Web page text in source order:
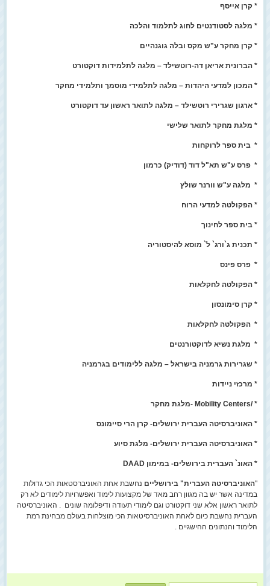
* קרן אייסף
* מלגה לסטודנטים לחוג לתלמוד והלכה
* קרן מחקר ע"ש מקס ובלה גוגנהיים
* הברונית אריאן דה-רוטשילד – מלגה לתלמידות דוקטורט
* המכון למדעי היהדות – מלגה לתלמידי מוסמך ותלמידי מחקר
* ארגון שגרירי רוטשילד – מלגה לתואר ראשון עד דוקטורט
* מלגת מחקר לתואר שלישי
* בית ספר לרוקחות
* פרס ע"ש תא"ל דוד (דודיק) כרמון
* מלגה ע"ש וורנר שולץ
* הפקולטה למדעי הרוח
* בית ספר לחינוך
* תכנית ג`ורג` ל` מוסא להיסטוריה
* פרס פינס
* הפקולטה לחקלאות
* קרן סימונסון
* הפקולטה לחקלאות
* מלגת נשיא לדוקטורנטים
* שגרירות גרמניה בישראל – מלגה ללימודים בגרמניה
* מרכזי ניידות
* /Mobility Centers -מלגת מחקר
* האוניברסיטה העברית ירושלים- קרן הרי סיימונס
* האוניברסיטה העברית ירושלים- מלגת סיוע
* האונ` העברית בירושלים- במימון DAAD
"האוניברסיטה העברית" בירושליים נחשבת אחת האוניברסטאות הכי גדולות
במדינה אשר יש בה מגוון רחב מאד של מקצועות לימוד ואפשרויות לימודים לא רק
לתואר ראשון אלא שני דוקטורט וגם לימודי תעודה ודיפלומה שונים . האוניברסיטה
העברית נחשבת כיום לאחת האוניברסיטאות הכי מוצלחות בעולם מבחינת רמת
הלימוד והנתונים ההישגיים .